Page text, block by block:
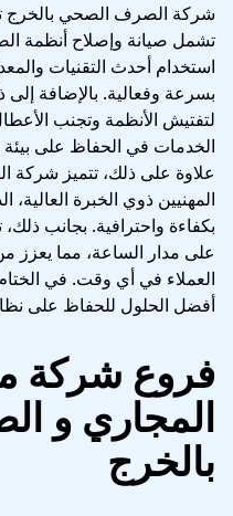
شركة الصرف الصحي بالخرج
تشمل صيانة وإصلاح أنظمة
استخدام أحدث التقنيات
بسرعة وفعالية. بالإضافة
لتفتيش الأنظمة وتجنب
الخدمات في الحفاظ على
علاوة على ذلك، تتميز
المهنيين ذوي الخبرة
بكفاءة واحترافية. بجانب
على مدار الساعة، مما يعزز
العملاء في أي وقت. في
أفضل الحلول للحفاظ على
فروع شركة
المجاري و
بالخرج